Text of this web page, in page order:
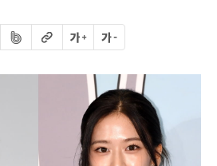
기
기공유하기
밴드 공유하기
URL복사글자 크게글자 작게